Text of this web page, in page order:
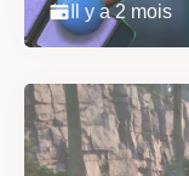
Il y a 2 mois